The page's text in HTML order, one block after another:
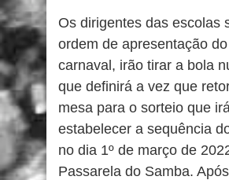
Os dirigentes das escolas
ordem de apresentação
carnaval, irão tirar a bola
que definirá a vez que
mesa para o sorteio que irá
estabelecer a sequência
no dia 1º de março de
Passarela do Samba.